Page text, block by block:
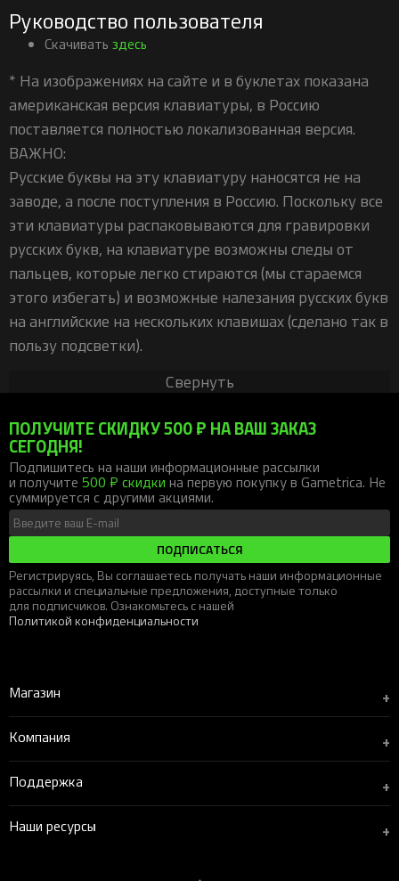
Руководство пользователя
Скачивать здесь
* На изображениях на сайте и в буклетах показана
американская версия клавиатуры, в Россию
поставляется полностью локализованная версия.
ВАЖНО:
Русские буквы на эту клавиатуру наносятся не на
заводе, а после поступления в Россию. Поскольку все
эти клавиатуры распаковываются для гравировки
русских букв, на клавиатуре возможны следы от
пальцев, которые легко стираются (мы стараемся
этого избегать) и возможные налезания русских букв
на английские на нескольких клавишах (сделано так в
пользу подсветки).
Свернуть
ПОЛУЧИТЕ СКИДКУ 500 ₽ НА ВАШ ЗАКАЗ
СЕГОДНЯ!
Подпишитесь на наши информационные рассылки
и получите 500 ₽ скидкина первую покупку в Gametrica. Не
суммируется с другими акциями.
ПОДПИСАТЬСЯ
Регистрируясь, Вы соглашаетесь получать наши информационные
рассылки и специальные предложения, доступные только
для подписчиков. Ознакомьтесь с нашей
Политикой конфиденциальности
Магазин +
Компания +
Поддержка +
Наши ресурсы +